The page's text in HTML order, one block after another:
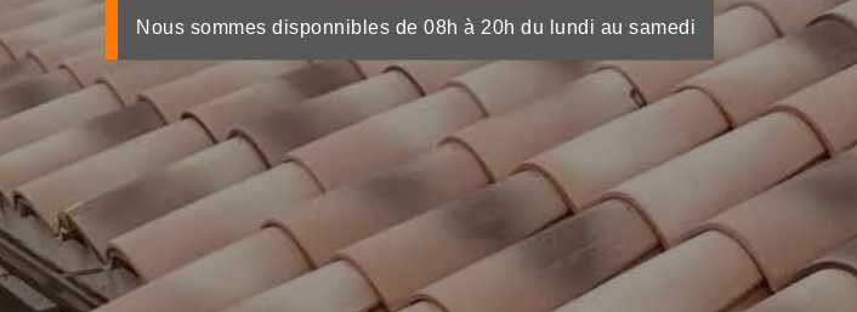
Nous sommes disponnibles de 08h à 20h du lundi au samedi